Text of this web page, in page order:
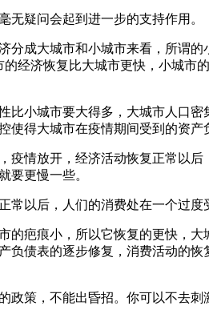
无疑问会起到进一步的支持作用。
成大城市和小城市来看，所谓
经济恢复比大城市更快，小城
小城市要大得多，大城市人口
得大城市在疫情期间受到的资
情放开，经济活动恢复正常以
要更慢一些。
以后，人们的消费处在一个过度
疤痕小，所以它恢复的更快，
债表的逐步修复，消费活动的
策，不能出昏招。你可以不去